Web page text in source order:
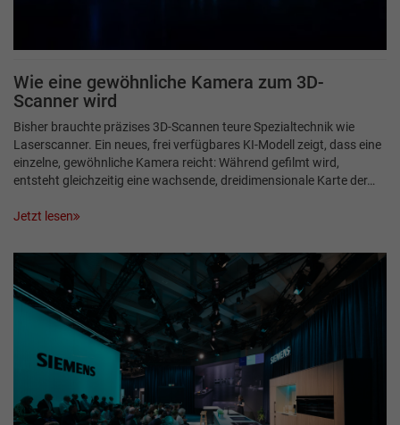
Wie eine gewöhnliche Kamera zum 3D-
Scanner wird
Bisher brauchte präzises 3D-Scannen teure Spezialtechnik wie
Laserscanner. Ein neues, frei verfügbares KI-Modell zeigt, dass eine
einzelne, gewöhnliche Kamera reicht: Während gefilmt wird,
entsteht gleichzeitig eine wachsende, dreidimensionale Karte der…
Jetzt lesen